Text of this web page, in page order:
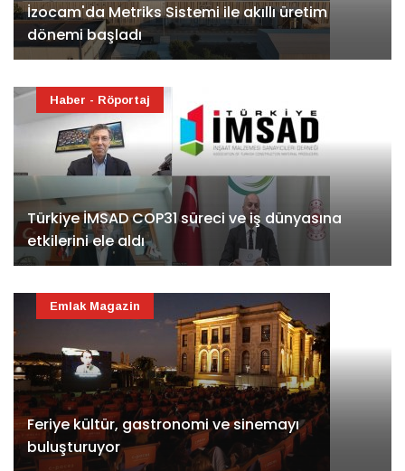
İzocam'da Metriks Sistemi ile akıllı üretim
dönemi başladı
Türkiye İMSAD COP31 süreci ve iş dünyasına
etkilerini ele aldı
Haber - Röportaj
Feriye kültür, gastronomi ve sinemayı
buluşturuyor
Emlak Magazin